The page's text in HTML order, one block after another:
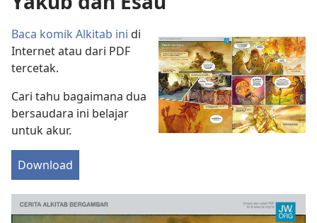
Baca komik Alkitab ini di
Internet atau dari PDF
tercetak.
Cari tahu bagaimana dua
bersaudara ini belajar
untuk akur.
Download